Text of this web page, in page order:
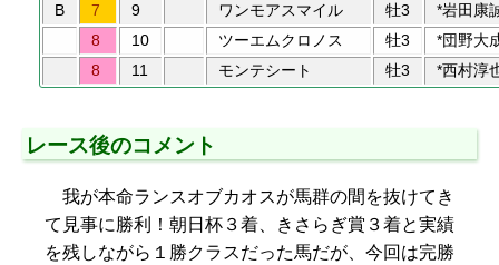
B
7 9 ワンモアスマイル 牡3
*岩田康
8
10 ツーエムクロノス 牡3
*団野大
8
11 モンテシート 牡3 *西村淳
レース後のコメント
我が本命ランスオブカオスが馬群の間を抜けてき
て見事に勝利！朝日杯３着、きさらぎ賞３着と実績
を残しながら１勝クラスだった馬だが、今回は完勝